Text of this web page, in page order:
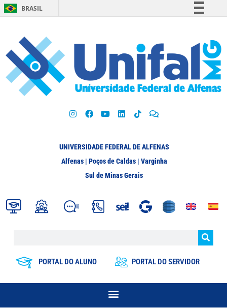
BRASIL
Participe
Acesso à informação
Legislação
UNIVERSIDADE FEDERAL DE ALFENAS
Alfenas | Poços de Caldas | Varginha
Sul de Minas Gerais
PORTAL DO ALUNO PORTAL DO SERVIDOR